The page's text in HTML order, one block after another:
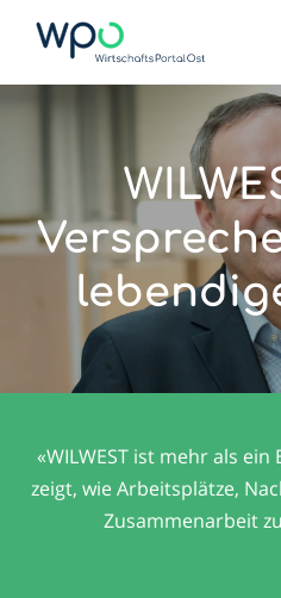
«WILWEST ist mehr als
zeigt, wie Arbeitsplätze,
Zusammenarbeit